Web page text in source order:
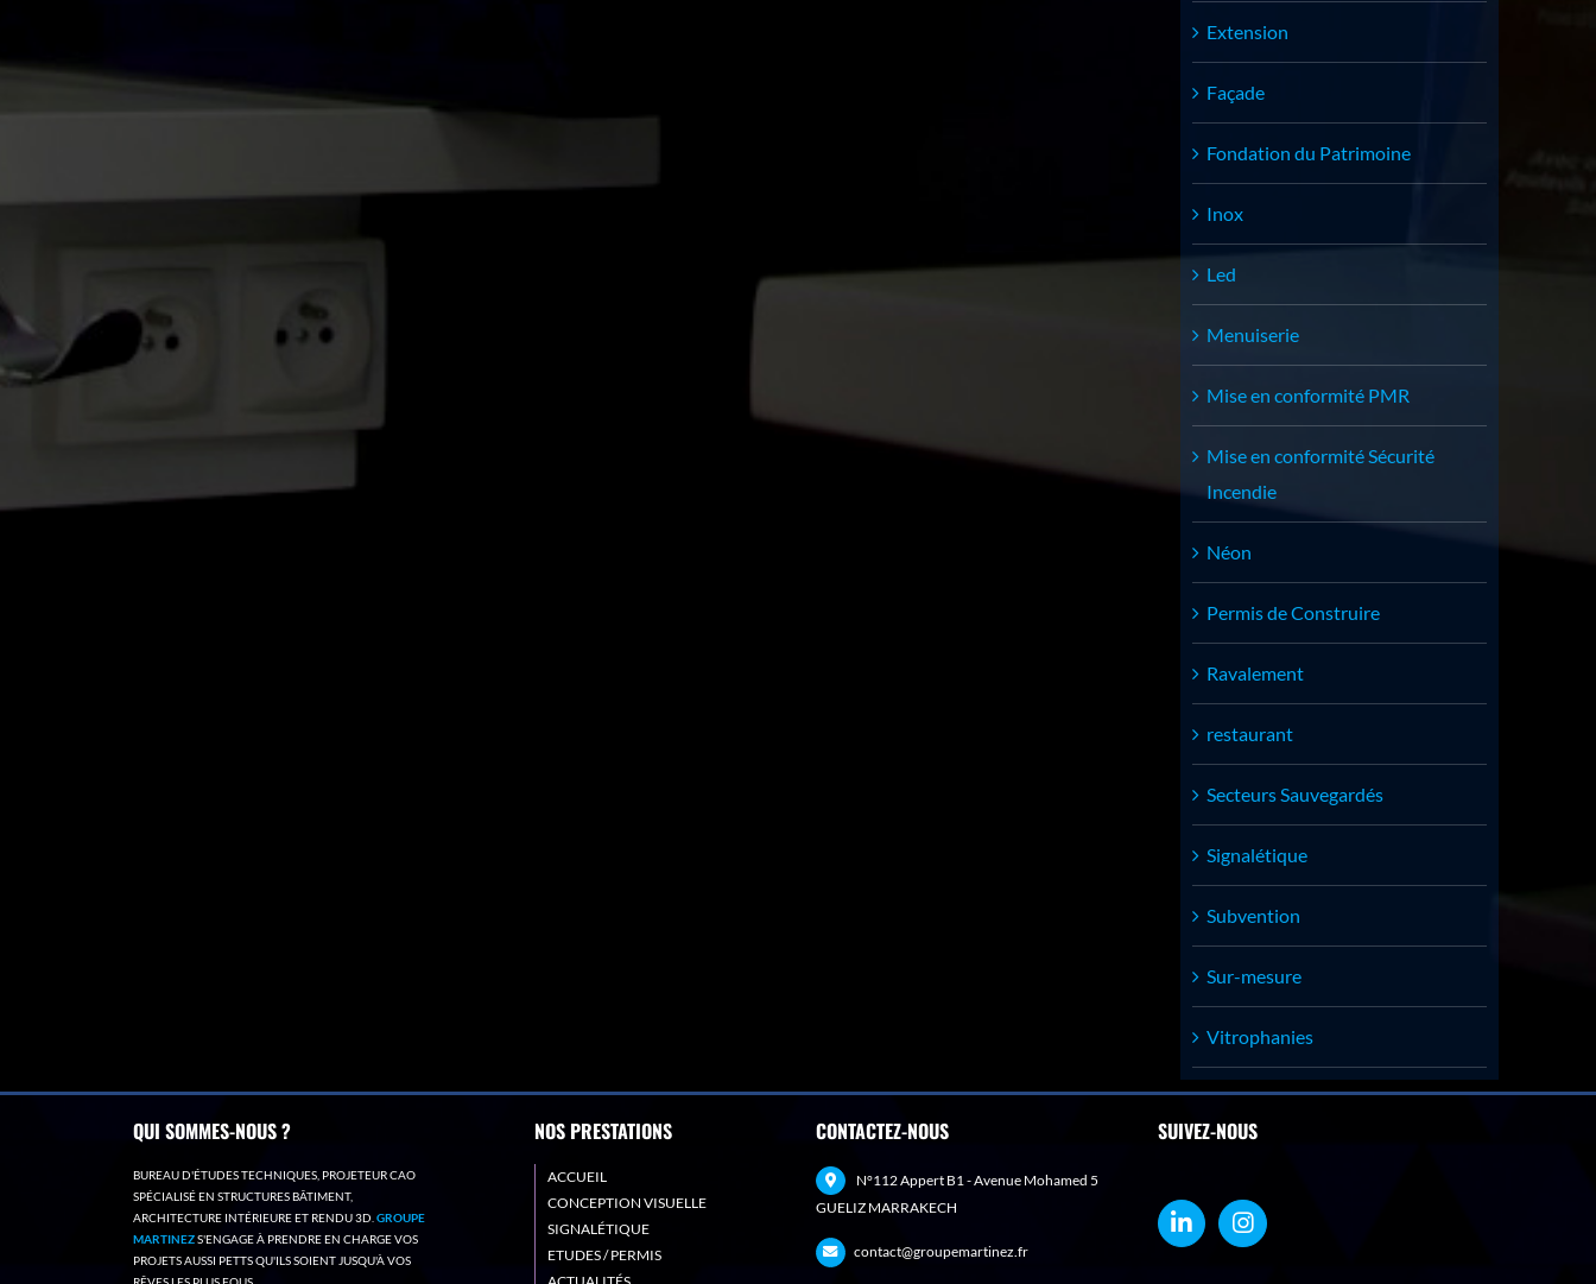
Extension
Façade
Fondation du Patrimoine
Inox
Led
Menuiserie
Mise en conformité PMR
Mise en conformité Sécurité
Incendie
Néon
Permis de Construire
Ravalement
restaurant
Secteurs Sauvegardés
Signalétique
Subvention
Sur-mesure
Vitrophanies
QUI SOMMES-NOUS ?
BUREAU D'ÉTUDES TECHNIQUES, PROJETEUR CAO
SPÉCIALISÉ EN STRUCTURES BÂTIMENT,
ARCHITECTURE INTÉRIEURE ET RENDU 3D. GROUPE
MARTINEZS'ENGAGE À PRENDRE EN CHARGE VOS
PROJETS AUSSI PETTS QU'ILS SOIENT JUSQU'À VOS
NOS PRESTATIONS
ACCUEIL
CONCEPTION VISUELLE
SIGNALÉTIQUE
ETUDES / PERMIS
CONTACTEZ-NOUS
N°112 Appert B1 - Avenue Mohamed 5
GUELIZ MARRAKECH
contact@groupemartinez.fr
SUIVEZ-NOUS